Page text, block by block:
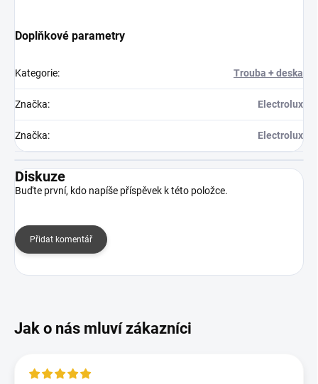
Doplňkové parametry
Kategorie: Trouba + deska
Značka: Electrolux
Značka: Electrolux
Diskuze
Buďte první, kdo napíše příspěvek k této položce.
Přidat komentář